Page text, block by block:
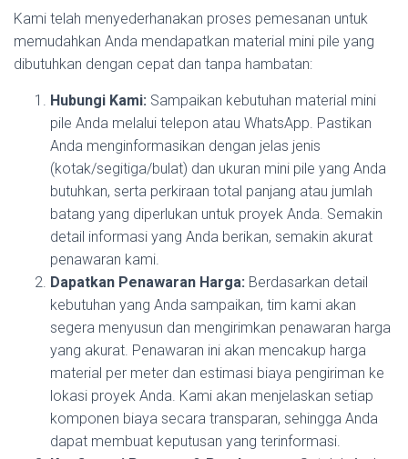
Kami telah menyederhanakan proses pemesanan untuk
memudahkan Anda mendapatkan material mini pile yang
dibutuhkan dengan cepat dan tanpa hambatan:
Hubungi Kami: Sampaikan kebutuhan material mini
pile Anda melalui telepon atau WhatsApp. Pastikan
Anda menginformasikan dengan jelas jenis
(kotak/segitiga/bulat) dan ukuran mini pile yang Anda
butuhkan, serta perkiraan total panjang atau jumlah
batang yang diperlukan untuk proyek Anda. Semakin
detail informasi yang Anda berikan, semakin akurat
penawaran kami.
Dapatkan Penawaran Harga: Berdasarkan detail
kebutuhan yang Anda sampaikan, tim kami akan
segera menyusun dan mengirimkan penawaran harga
yang akurat. Penawaran ini akan mencakup harga
material per meter dan estimasi biaya pengiriman ke
lokasi proyek Anda. Kami akan menjelaskan setiap
komponen biaya secara transparan, sehingga Anda
dapat membuat keputusan yang terinformasi.